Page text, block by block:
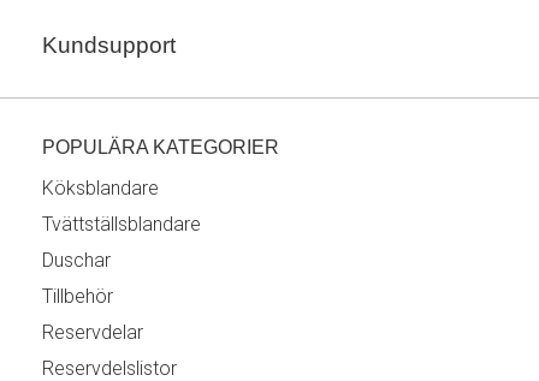
Kundsupport
POPULÄRA KATEGORIER
Köksblandare
Tvättställsblandare
Duschar
Tillbehör
Reservdelar
Reservdelslistor